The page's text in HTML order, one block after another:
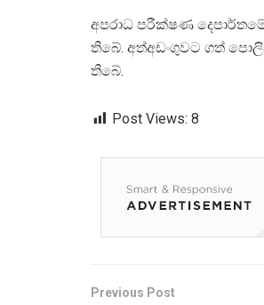
අපරාධ පරීක්ෂණ
තිබේ. අත්අඩංගුවට ගත්
තිබේ.
Post Views: 8
Previous Post